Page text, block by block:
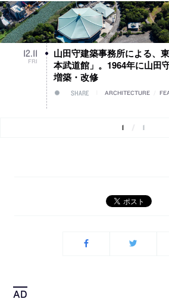
12.11
FRI
山田守建築事務所による、
本武道館」。1964年に山田
増築・改修
SHARE ARCHITECTURE
1 1